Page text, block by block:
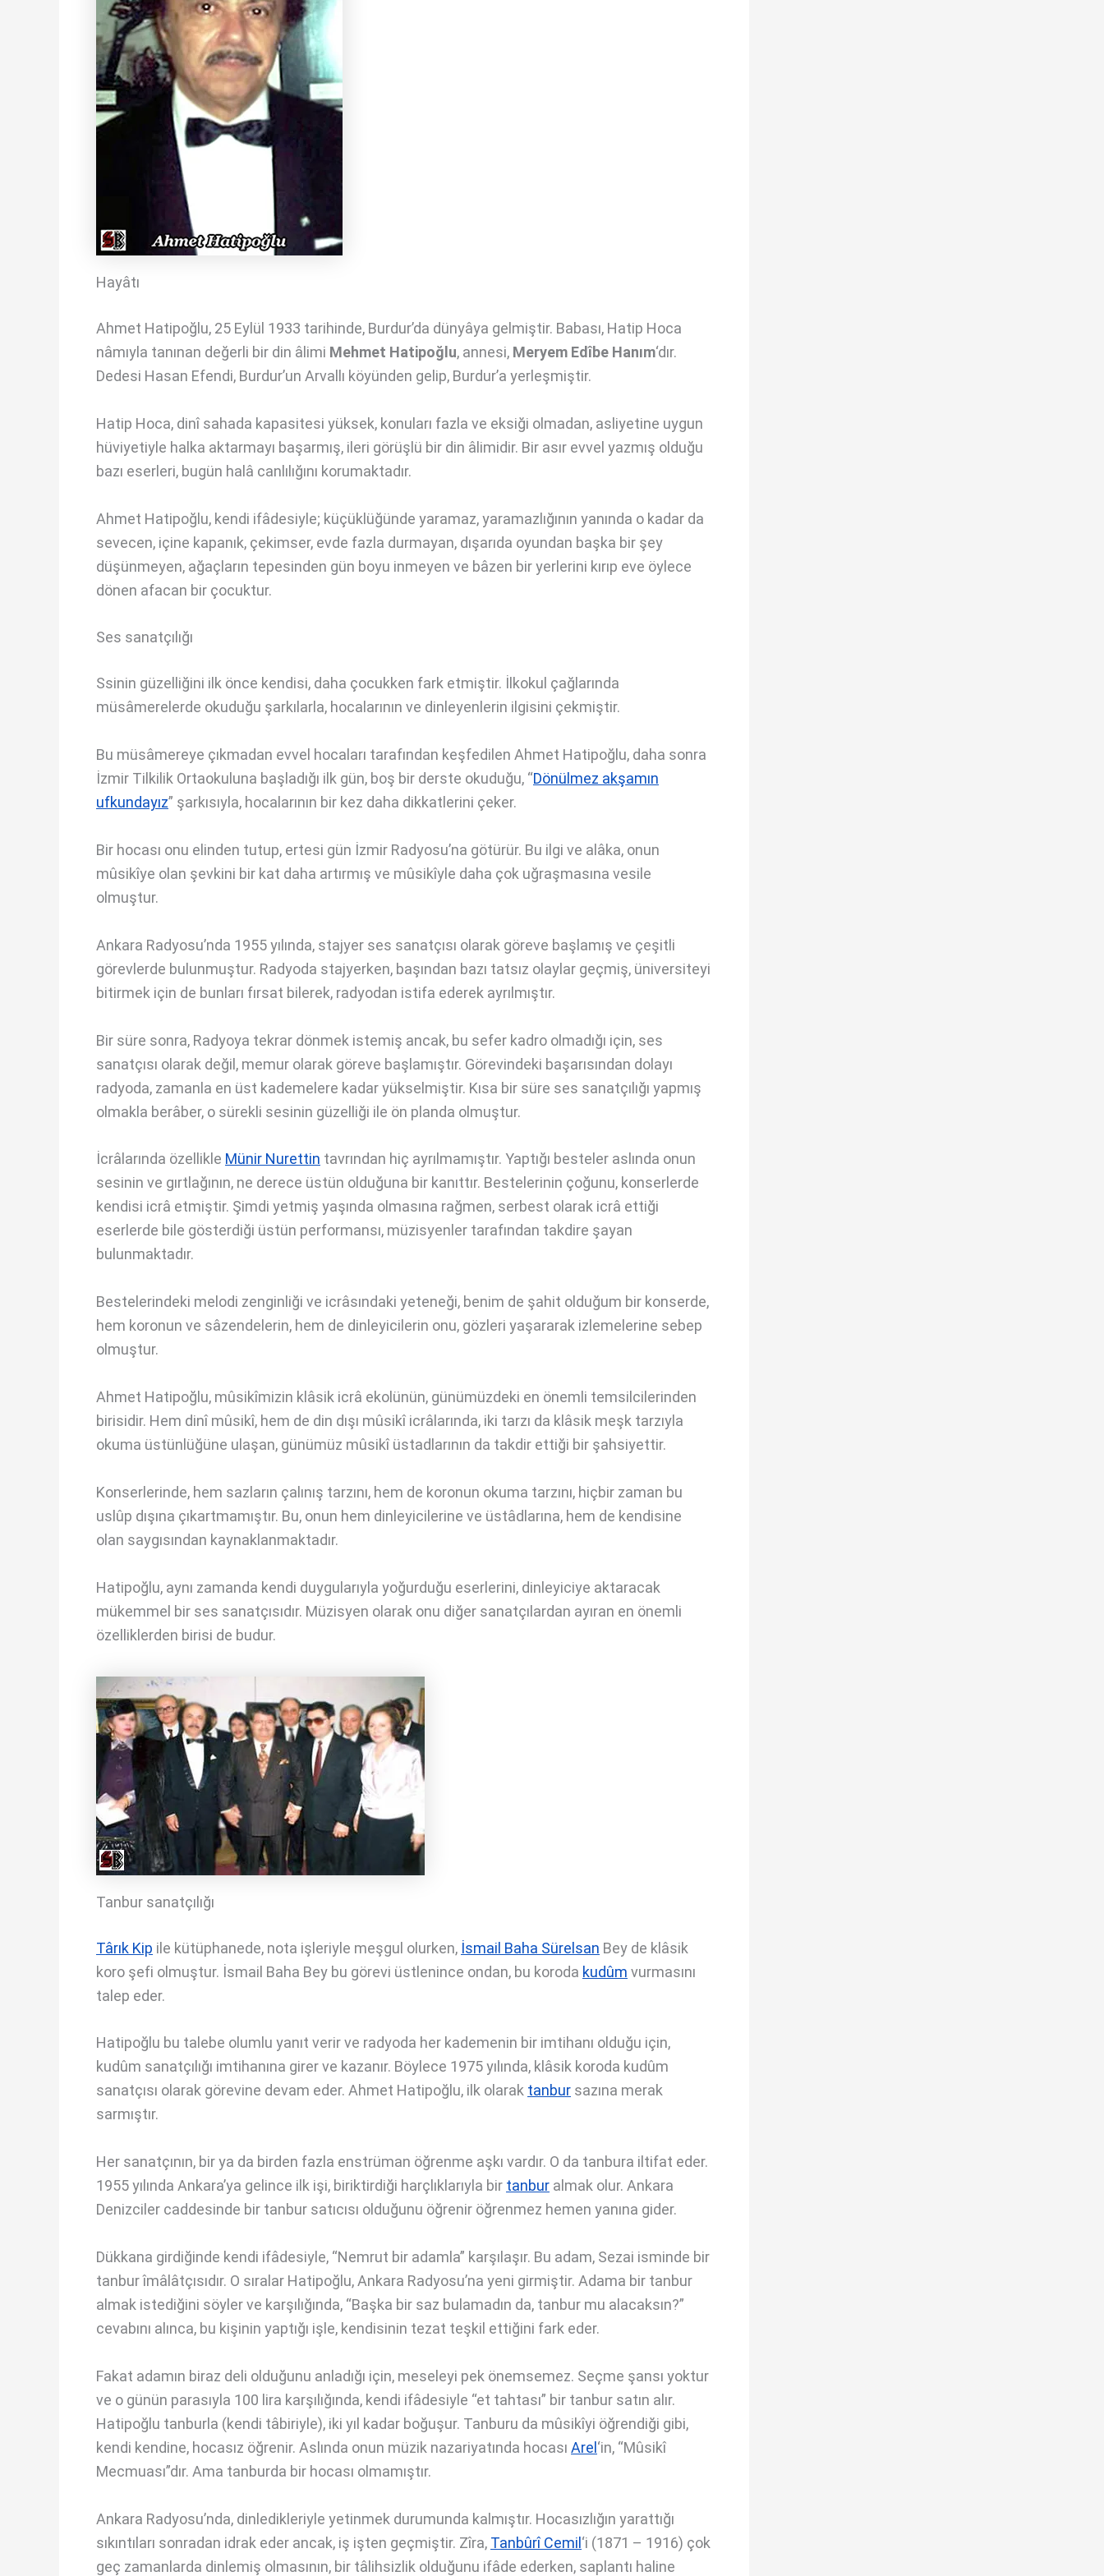
Hayâtı
Ahmet Hatipoğlu, 25 Eylül 1933 tarihinde, Burdur’da dünyâya gelmiştir. Babası, Hatip Hoca
nâmıyla tanınan değerli bir din âlimi Mehmet Hatipoğlu, annesi, Meryem Edîbe Hanım‘dır.
Dedesi Hasan Efendi, Burdur’un Arvallı köyünden gelip, Burdur’a yerleşmiştir.
Hatip Hoca, dinî sahada kapasitesi yüksek, konuları fazla ve eksiği olmadan, asliyetine uygun
hüviyetiyle halka aktarmayı başarmış, ileri görüşlü bir din âlimidir. Bir asır evvel yazmış olduğu
bazı eserleri, bugün halâ canlılığını korumaktadır.
Ahmet Hatipoğlu, kendi ifâdesiyle; küçüklüğünde yaramaz, yaramazlığının yanında o kadar da
sevecen, içine kapanık, çekimser, evde fazla durmayan, dışarıda oyundan başka bir şey
düşünmeyen, ağaçların tepesinden gün boyu inmeyen ve bâzen bir yerlerini kırıp eve öylece
dönen afacan bir çocuktur.
Ses sanatçılığı
Ssinin güzelliğini ilk önce kendisi, daha çocukken fark etmiştir. İlkokul çağlarında
müsâmerelerde okuduğu şarkılarla, hocalarının ve dinleyenlerin ilgisini çekmiştir.
Bu müsâmereye çıkmadan evvel hocaları tarafından keşfedilen Ahmet Hatipoğlu, daha sonra
İzmir Tilkilik Ortaokuluna başladığı ilk gün, boş bir derste okuduğu, “Dönülmez akşamın
ufkundayız” şarkısıyla, hocalarının bir kez daha dikkatlerini çeker.
Bir hocası onu elinden tutup, ertesi gün İzmir Radyosu’na götürür. Bu ilgi ve alâka, onun
mûsikîye olan şevkini bir kat daha artırmış ve mûsikîyle daha çok uğraşmasına vesile
olmuştur.
Ankara Radyosu’nda 1955 yılında, stajyer ses sanatçısı olarak göreve başlamış ve çeşitli
görevlerde bulunmuştur. Radyoda stajyerken, başından bazı tatsız olaylar geçmiş, üniversiteyi
bitirmek için de bunları fırsat bilerek, radyodan istifa ederek ayrılmıştır.
Bir süre sonra, Radyoya tekrar dönmek istemiş ancak, bu sefer kadro olmadığı için, ses
sanatçısı olarak değil, memur olarak göreve başlamıştır. Görevindeki başarısından dolayı
radyoda, zamanla en üst kademelere kadar yükselmiştir. Kısa bir süre ses sanatçılığı yapmış
olmakla berâber, o sürekli sesinin güzelliği ile ön planda olmuştur.
İcrâlarında özellikle Münir Nurettin tavrından hiç ayrılmamıştır. Yaptığı besteler aslında onun
sesinin ve gırtlağının, ne derece üstün olduğuna bir kanıttır. Bestelerinin çoğunu, konserlerde
kendisi icrâ etmiştir. Şimdi yetmiş yaşında olmasına rağmen, serbest olarak icrâ ettiği
eserlerde bile gösterdiği üstün performansı, müzisyenler tarafından takdire şayan
bulunmaktadır.
Bestelerindeki melodi zenginliği ve icrâsındaki yeteneği, benim de şahit olduğum bir konserde,
hem koronun ve sâzendelerin, hem de dinleyicilerin onu, gözleri yaşararak izlemelerine sebep
olmuştur.
Ahmet Hatipoğlu, mûsikîmizin klâsik icrâ ekolünün, günümüzdeki en önemli temsilcilerinden
birisidir. Hem dinî mûsikî, hem de din dışı mûsikî icrâlarında, iki tarzı da klâsik meşk tarzıyla
okuma üstünlüğüne ulaşan, günümüz mûsikî üstadlarının da takdir ettiği bir şahsiyettir.
Konserlerinde, hem sazların çalınış tarzını, hem de koronun okuma tarzını, hiçbir zaman bu
uslûp dışına çıkartmamıştır. Bu, onun hem dinleyicilerine ve üstâdlarına, hem de kendisine
olan saygısından kaynaklanmaktadır.
Hatipoğlu, aynı zamanda kendi duygularıyla yoğurduğu eserlerini, dinleyiciye aktaracak
mükemmel bir ses sanatçısıdır. Müzisyen olarak onu diğer sanatçılardan ayıran en önemli
özelliklerden birisi de budur.
Tanbur sanatçılığı
Târık Kip ile kütüphanede, nota işleriyle meşgul olurken, İsmail Baha Sürelsan Bey de klâsik
koro şefi olmuştur. İsmail Baha Bey bu görevi üstlenince ondan, bu koroda kudûm vurmasını
talep eder.
Hatipoğlu bu talebe olumlu yanıt verir ve radyoda her kademenin bir imtihanı olduğu için,
kudûm sanatçılığı imtihanına girer ve kazanır. Böylece 1975 yılında, klâsik koroda kudûm
sanatçısı olarak görevine devam eder. Ahmet Hatipoğlu, ilk olarak tanbur sazına merak
sarmıştır.
Her sanatçının, bir ya da birden fazla enstrüman öğrenme aşkı vardır. O da tanbura iltifat eder.
1955 yılında Ankara’ya gelince ilk işi, biriktirdiği harçlıklarıyla bir tanbur almak olur. Ankara
Denizciler caddesinde bir tanbur satıcısı olduğunu öğrenir öğrenmez hemen yanına gider.
Dükkana girdiğinde kendi ifâdesiyle, “Nemrut bir adamla” karşılaşır. Bu adam, Sezai isminde bir
tanbur îmâlâtçısıdır. O sıralar Hatipoğlu, Ankara Radyosu’na yeni girmiştir. Adama bir tanbur
almak istediğini söyler ve karşılığında, “Başka bir saz bulamadın da, tanbur mu alacaksın?”
cevabını alınca, bu kişinin yaptığı işle, kendisinin tezat teşkil ettiğini fark eder.
Fakat adamın biraz deli olduğunu anladığı için, meseleyi pek önemsemez. Seçme şansı yoktur
ve o günün parasıyla 100 lira karşılığında, kendi ifâdesiyle “et tahtası” bir tanbur satın alır.
Hatipoğlu tanburla (kendi tâbiriyle), iki yıl kadar boğuşur. Tanburu da mûsikîyi öğrendiği gibi,
kendi kendine, hocasız öğrenir. Aslında onun müzik nazariyatında hocası Arel‘in, “Mûsikî
Mecmuası”dır. Ama tanburda bir hocası olmamıştır.
Ankara Radyosu’nda, dinledikleriyle yetinmek durumunda kalmıştır. Hocasızlığın yarattığı
sıkıntıları sonradan idrak eder ancak, iş işten geçmiştir. Zîra, Tanbûrî Cemil‘i (1871 – 1916) çok
geç zamanlarda dinlemiş olmasının, bir tâlihsizlik olduğunu ifâde ederken, saplantı haline